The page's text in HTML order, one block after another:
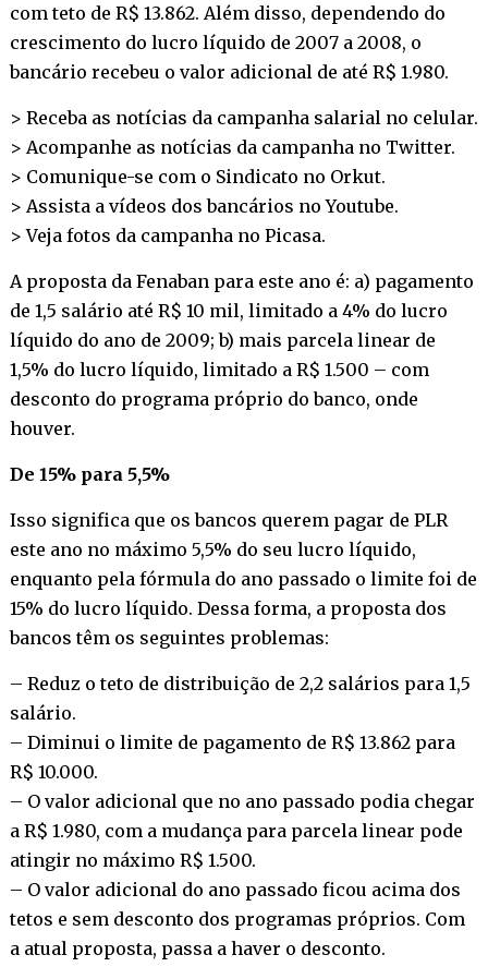
com teto de R$ 13.862. Além disso, dependendo do
crescimento do lucro líquido de 2007 a 2008, o
bancário recebeu o valor adicional de até R$ 1.980.
> Receba as notícias da campanha salarial no celular.
> Acompanhe as notícias da campanha no Twitter.
> Comunique-se com o Sindicato no Orkut.
> Assista a vídeos dos bancários noYoutube.
> Veja fotos da campanha no Picasa.
A proposta da Fenaban para este ano é: a) pagamento
de 1,5 salário até R$ 10 mil, limitado a 4% do lucro
líquido do ano de 2009; b) mais parcela linear de
1,5% do lucro líquido, limitado a R$ 1.500 – com
desconto do programa próprio do banco, onde
houver.
De 15% para 5,5%
Isso significa que os bancos querem pagar de PLR
este ano no máximo 5,5% do seu lucro líquido,
enquanto pela fórmula do ano passado o limite foi de
15% do lucro líquido. Dessa forma, a proposta dos
bancos têm os seguintes problemas:
– Reduz o teto de distribuição de 2,2 salários para 1,5
salário.
– Diminui o limite de pagamento de R$ 13.862 para
R$ 10.000.
– O valor adicional que no ano passado podia chegar
a R$ 1.980, com a mudança para parcela linear pode
atingir no máximo R$ 1.500.
– O valor adicional do ano passado ficou acima dos
tetos e sem desconto dos programas próprios. Com
a atual proposta, passa a haver o desconto.